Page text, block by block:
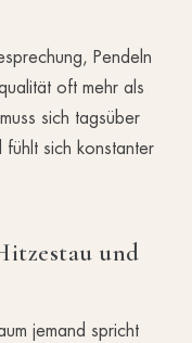
Pendeln
oft mehr als
sich tagsüber
fühlt sich konstanter
und
jemand spricht